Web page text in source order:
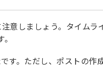
意しましょう。タイムラ
す。ただし、ポストの作